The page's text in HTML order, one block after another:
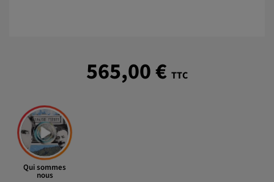
565,00 € TTC
Qui sommes
nous